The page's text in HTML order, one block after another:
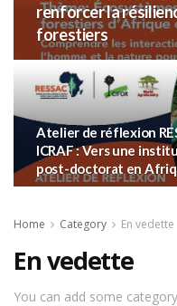
renforcer la
forestiers
Atelier de réflexion
ICRAF : Vers une
post-doctorat en
Home Category En vedette
En vedette
You can add some